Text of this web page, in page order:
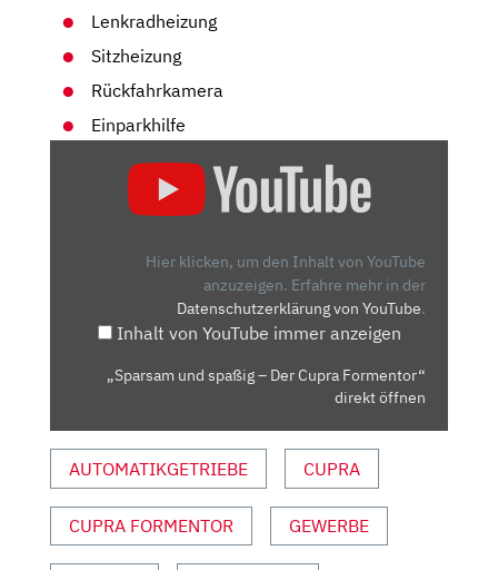
Lenkradheizung
Sitzheizung
Rückfahrkamera
Einparkhilfe
OUTUBE A
Hier klicken, um den Inhalt von YouTube
anzuzeigen. Erfahre mehr in der
Datenschutzerklärung von YouTube.
Inhalt von YouTube immer anzeigen
„Sparsam und spaßig – Der Cupra Formentor“
direkt öffnen
AUTOMATIKGETRIEBE CUPRA
CUPRA FORMENTOR GEWERBE